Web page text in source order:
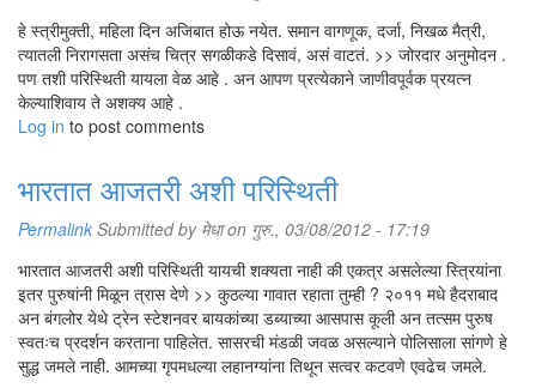
हे स्त्रीमुक्ती, महिला दिन अजिबात होऊ नयेत. समान वागणूक, दर्जा, निखळ मैत्री,
त्यातली निरागसता असंच चित्र सगळीकडे दिसावं, असं वाटतं. >> जोरदार अनुमोदन .
पण तशी परिस्थिती यायला वेळ आहे . अन आपण प्रत्येकाने जाणीवपूर्वक प्रयत्न
केल्याशिवाय ते अशक्य आहे .
Log in to post comments
भारतात आजतरी अशी परिस्थिती
Permalink Submitted by मेधाon गुरु., 03/08/2012 - 17:19
भारतात आजतरी अशी परिस्थिती यायची शक्यता नाही की एकत्र असलेल्या स्त्रियांना
इतर पुरुषांनी मिळून त्रास देणे >> कुठल्या गावात रहाता तुम्ही ? २०११ मधे हैदराबाद
अन बंगलोर येथे ट्रेन स्टेशनवर बायकांच्या डब्याच्या आसपास कूली अन तत्सम पुरुष
स्वतःच प्रदर्शन करताना पाहिलेत. सासरची मंडळी जवळ असल्याने पोलिसाला सांगणे हे
सुद्ध जमले नाही. आमच्या गृपमधल्या लहानग्यांना तिथून सत्वर कटवणे एवढेच जमले.